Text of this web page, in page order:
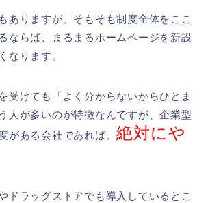
ありますが、そもそも制度全体をここ
ならば、まるまるホームページを新設
なります。
受けても「よく分からないからひとま
人が多いのが特徴なんですが、企業型
がある会社であれば、絶対にや
ドラッグストアでも導入しているとこ